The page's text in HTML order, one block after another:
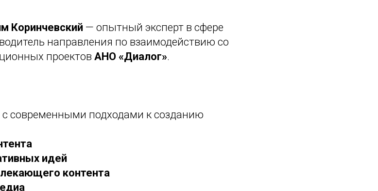
Коринчевский — опытный эксперт в сфере
направления по взаимодействию со
проектов АНО «Диалог».
современными подходами к созданию
идей
контента